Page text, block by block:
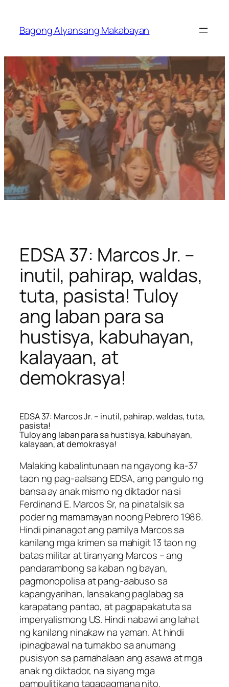
content
Bagong Alyansang Makabayan
EDSA 37: Marcos Jr. –
inutil, pahirap, waldas,
tuta, pasista! Tuloy
ang laban para sa
hustisya, kabuhayan,
kalayaan, at
demokrasya!
EDSA 37: Marcos Jr. – inutil, pahirap, waldas, tuta,
pasista!
Tuloy ang laban para sa hustisya, kabuhayan,
kalayaan, at demokrasya!
Malaking kabalintunaan na ngayong ika-37
taon ng pag-aalsang EDSA, ang pangulo ng
bansa ay anak mismo ng diktador na si
Ferdinand E. Marcos Sr, na pinatalsik sa
poder ng mamamayan noong Pebrero 1986.
Hindi pinanagot ang pamilya Marcos sa
kanilang mga krimen sa mahigit 13 taon ng
batas militar at tiranyang Marcos – ang
pandarambong sa kaban ng bayan,
pagmonopolisa at pang-aabuso sa
kapangyarihan, lansakang paglabag sa
karapatang pantao, at pagpapakatuta sa
imperyalismong US. Hindi nabawi ang lahat
ng kanilang ninakaw na yaman. At hindi
ipinagbawal na tumakbo sa anumang
pusisyon sa pamahalaan ang asawa at mga
anak ng diktador, na siyang mga
pampulitikang tagapagmana nito.